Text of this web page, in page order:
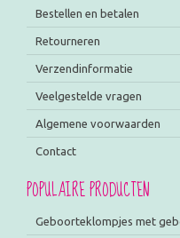
Bestellen en betalen
Retourneren
Verzendinformatie
Veelgestelde vragen
Algemene voorwaarden
Contact
POPULAIRE PRODUCTEN
Geboorteklompjes met